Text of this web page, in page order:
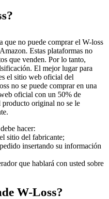
que no puede comprar el W-loss
Estas plataformas no
que venden. Por lo tanto,
El mejor lugar para
el sitio web oficial del
no se puede comprar en una
oficial con un 50% de
producto original no se le
hacer:
sitio del fabricante;
insertando su información
que hablará con usted sobre
W-Loss?